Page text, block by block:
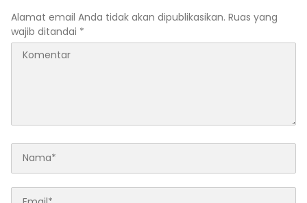
Alamat email Anda tidak akan dipublikasikan. Ruas yang
wajib ditandai *